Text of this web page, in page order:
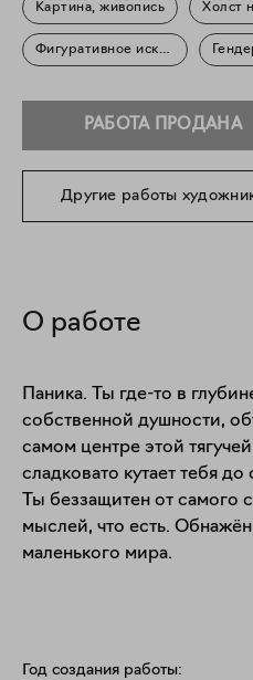
Картина, живопись Холст
Фигуративное искусство
РАБОТА ПРОДАНА
Другие работы
О работе
Паника. Ты где-то в
собственной душности,
самом центре этой
сладковато кутает тебя
Ты беззащитен от самого
мыслей, что есть.
маленького мира.
Год создания работы: